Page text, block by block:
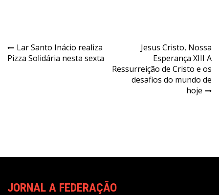
Navegação
de
Lar Santo Inácio realiza
Pizza Solidária nesta sexta
Jesus Cristo, Nossa
Esperança XIII A
Ressurreição de Cristo e os
desafios do mundo de
hoje
JORNAL A FEDERAÇÃO